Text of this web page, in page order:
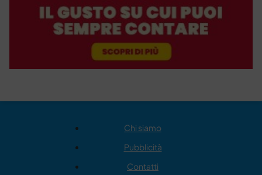
Chi siamo
Pubblicità
Contatti